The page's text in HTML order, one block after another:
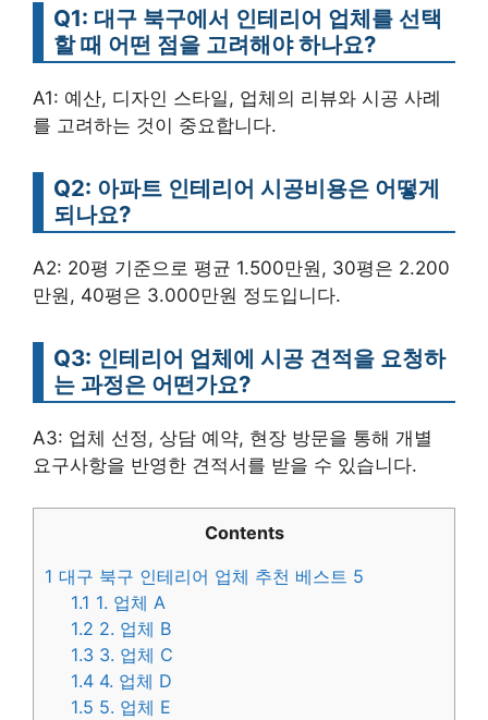
Q1: 대구 북구에서 인테리어 업체를 선택
할 때 어떤 점을 고려해야 하나요?
A1: 예산, 디자인 스타일, 업체의 리뷰와 시공 사례
를 고려하는 것이 중요합니다.
Q2: 아파트 인테리어 시공비용은 어떻게
되나요?
A2: 20평 기준으로 평균 1.500만원, 30평은 2.200
만원, 40평은 3.000만원 정도입니다.
Q3: 인테리어 업체에 시공 견적을 요청하
는 과정은 어떤가요?
A3: 업체 선정, 상담 예약, 현장 방문을 통해 개별
요구사항을 반영한 견적서를 받을 수 있습니다.
Contents
1 대구 북구 인테리어 업체 추천 베스트 5
1.1 1. 업체 A
1.2 2. 업체 B
1.3 3. 업체 C
1.4 4. 업체 D
1.5 5. 업체 E